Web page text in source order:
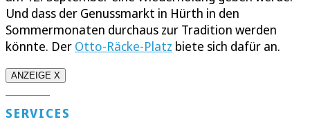
Und dass der Genussmarkt in Hürth in den
Sommermonaten durchaus zur Tradition werden
könnte. Der Otto-Räcke-Platz biete sich dafür an.
ANZEIGE X
SERVICES